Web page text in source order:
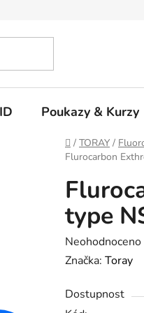
Poukazy & Kurzy
Domů
/ TORAY /
Flurocarbon
type
Průměrné
hodnocení
je
Neohodnoceno
Značka: Toray
Dostupnost